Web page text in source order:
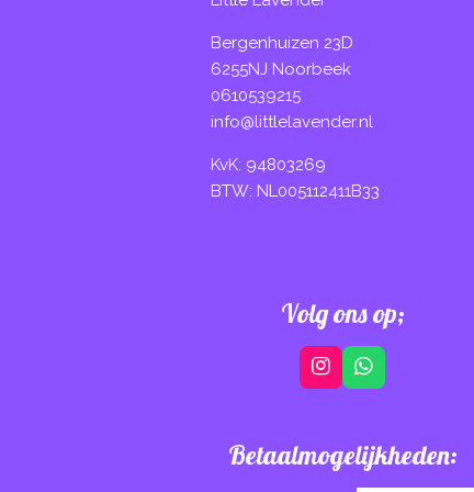
Bergenhuizen 23D
6255NJ Noorbeek
0610539215
info@littlelavender.nl
KvK: 94803269
BTW: NL005112411B33
Volg ons op;
I
n
a
W
h
s
A
Betaalmogelijkheden: